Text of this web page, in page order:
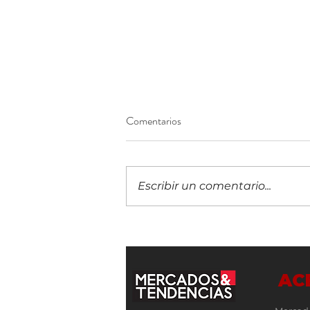
obtiene por sexto añoconsecutivo
la certificación Carbono Neutral
Plus
Comentarios
Escribir un comentario...